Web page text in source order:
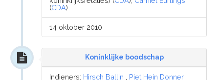
(CDA)
14 oktober 2010
Koninklijke boodschap
Indieners: Hirsch Ballin Piet Hein Donner